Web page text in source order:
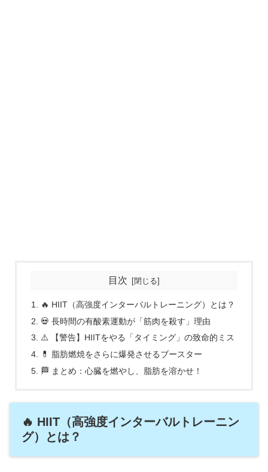
目次
🔥 HIIT（高強度インターバルトレーニング）とは？
💀 長時間の有酸素運動が「筋肉を殺す」理由
⚠️ 【警告】HIITをやる「タイミング」の致命的ミス
💊 脂肪燃焼をさらに爆発させるブースター
🏁 まとめ：心臓を燃やし、脂肪を溶かせ！
🔥 HIIT（高強度インターバルトレーニン
グ）とは？